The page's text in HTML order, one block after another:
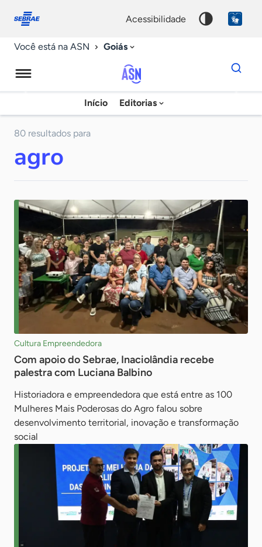
conosco
acessibilidade
Você está na ASN Goiás
Agência
Sebrae
Início Editorias
Dados
para
chave
80 resultados para
agro
Cultura Empreendedora
Com apoio do Sebrae, Inaciolândia recebe
palestra com Luciana Balbino
Historiadora e empreendedora que está entre as 100
Mulheres Mais Poderosas do Agro falou sobre
desenvolvimento territorial, inovação e transformação
social